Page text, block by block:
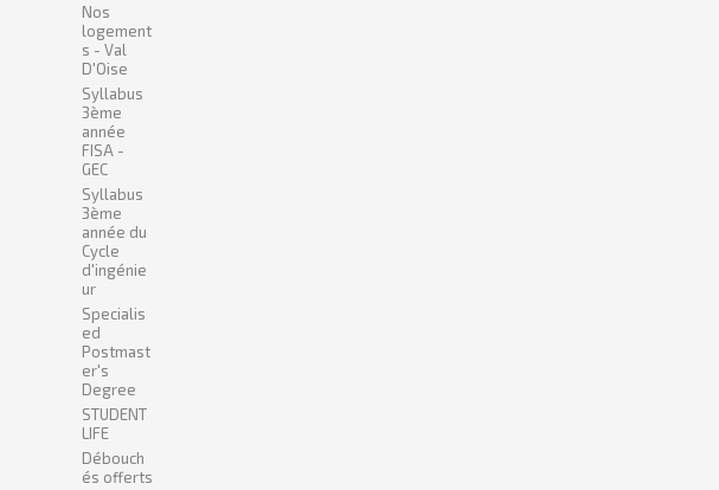
Nos
logement
s - Val
D'Oise
Syllabus
3ème
année
FISA -
GEC
Syllabus
3ème
année du
Cycle
d'ingénie
ur
Specialis
ed
Postmast
er's
Degree
STUDENT
LIFE
Débouch
és offerts